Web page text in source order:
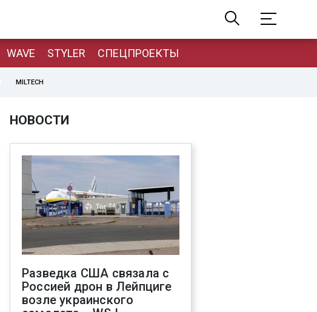
WAVE STYLER СПЕЦПРОЕКТЫ
MILTECH
НОВОСТИ
Разведка США связала с
Россией дрон в Лейпциге
возле украинского